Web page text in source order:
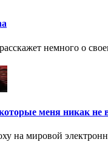
немного о
меня никак не
на мировой